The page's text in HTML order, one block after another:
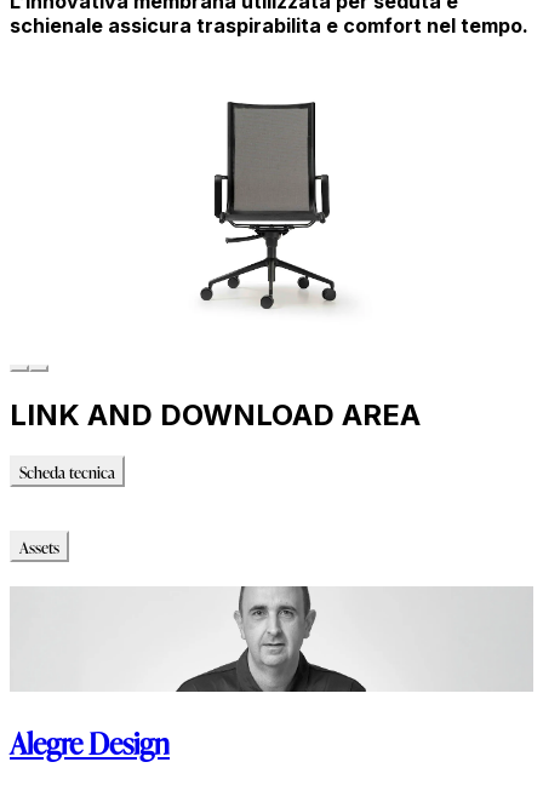
schienale assicura traspirabilita e comfort nel tempo.
LINK AND DOWNLOAD AREA
Scheda tecnica
Assets
Alegre Design